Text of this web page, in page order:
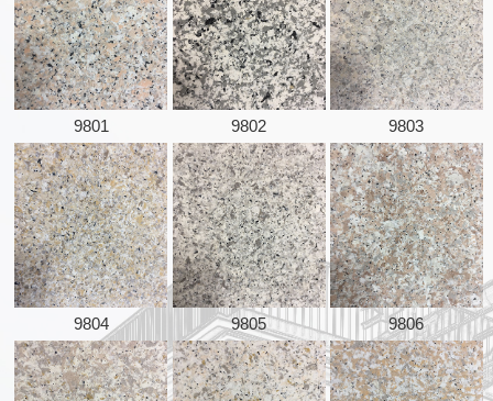
9801 9802 9803
9804 9805 9806